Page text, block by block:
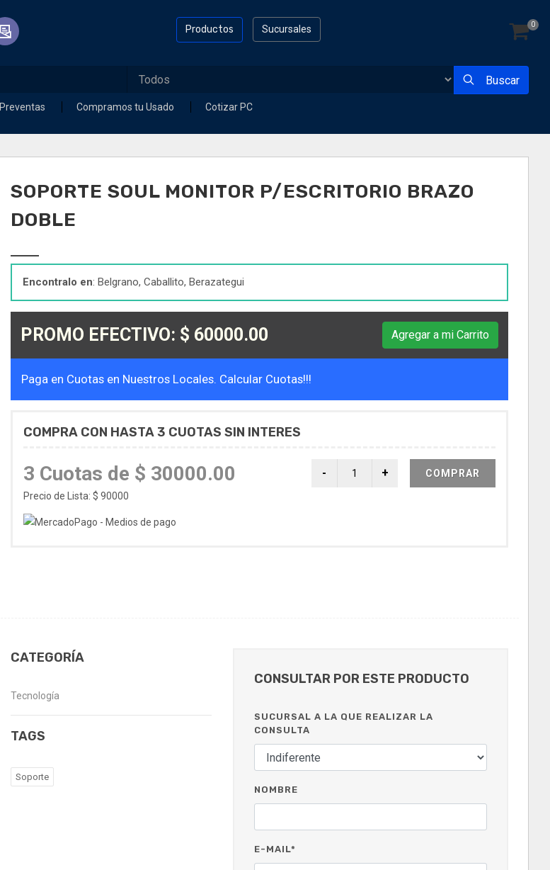
Sucursales
Productos 0
Buscar
Preventas Compramos tu Usado Cotizar PC
SOPORTE SOUL MONITOR P/ESCRITORIO BRAZO
DOBLE
Encontralo en: Belgrano, Caballito, Berazategui
PROMO EFECTIVO: $ 60000.00 Agregar a mi Carrito
Paga en Cuotas en Nuestros Locales. Calcular Cuotas!!!
COMPRA CON HASTA 3 CUOTAS SIN INTERES
3 Cuotas de $ 30000.00
Precio de Lista: $ 90000
COMPRAR
CATEGORÍA
Tecnología
TAGS
Soporte
CONSULTAR POR ESTE PRODUCTO
SUCURSAL A LA QUE REALIZAR LA
CONSULTA
NOMBRE
E-MAIL*